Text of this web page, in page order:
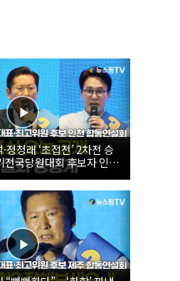
청래 ‘초접전’ 2차전 승
전국당원대회 후보자 인천
| 26.08.08